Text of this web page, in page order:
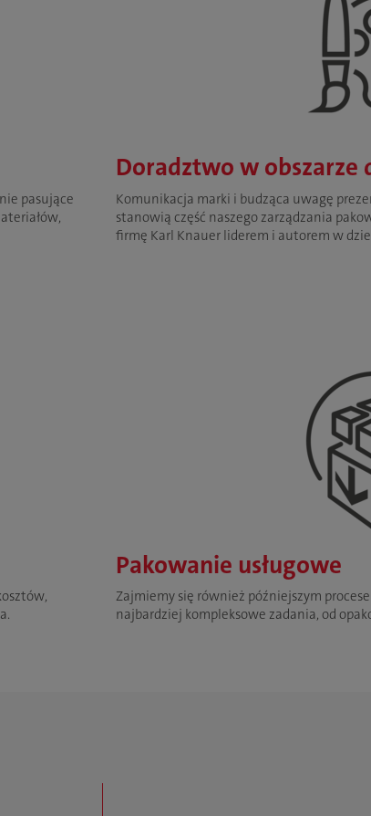
pasujące
Doradztwo w obszarze
Komunikacja marki i budząca uwagę
stanowią część naszego zarządzania
firmę Karl Knauer liderem i autorem w
Pakowanie usługowe
Zajmiemy się również późniejszym
najbardziej kompleksowe zadania, od